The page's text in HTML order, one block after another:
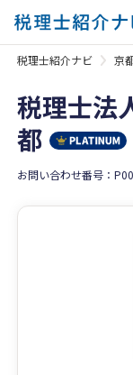
税理士紹介ナビ 京
税理士法
都
お問い合わせ番号：